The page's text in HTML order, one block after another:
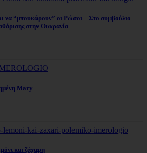
να “μπουκάρουν” οι Ρώσοι – Στο συμβούλιο
στην Ουκρανία
Mary
και ζάχαρη